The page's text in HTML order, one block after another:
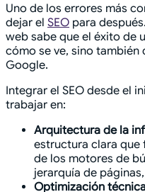
Uno de los errores más
dejar el SEO para
web sabe que el éxito de
cómo se ve, sino
Google.
Integrar el SEO desde el
trabajar en:
Arquitectura de la
estructura clara
de los motores de
jerarquía de
Optimización